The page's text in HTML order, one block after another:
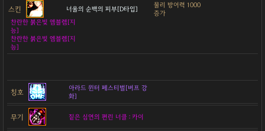
스킨 너울의 순백의 피부[D타입]
물리 방어력 1000
증가
찬란한 붉은빛 엠블렘[지
능]
찬란한 붉은빛 엠블렘[지
능]
칭호
아라드 윈터 페스티벌[버프 강
화]
무기 짙은 심연의 편린 너클 : 카이